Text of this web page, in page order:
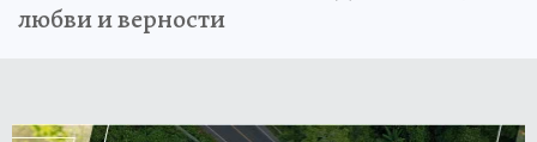
любви и верности